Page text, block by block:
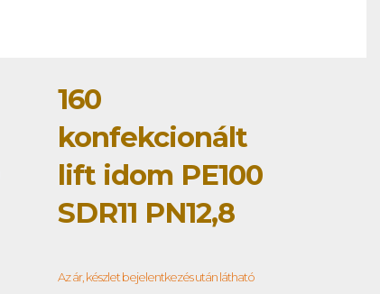
160
konfekcionált
lift idom PE100
SDR11 PN12,8
Az ár, készlet bejelentkezés után látható